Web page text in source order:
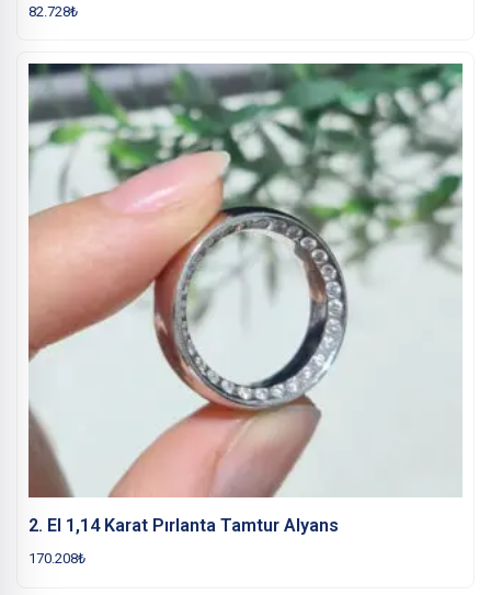
82.728₺
2. El 1,14 Karat Pırlanta Tamtur Alyans
170.208₺